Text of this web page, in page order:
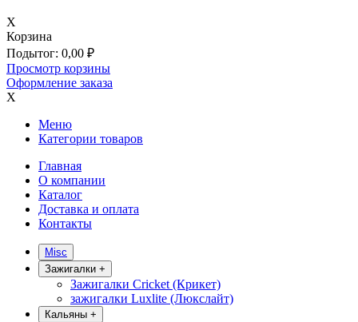
X
Корзина
Подытог: 0,00 ₽
Просмотр корзины
Оформление заказа
X
Меню
Категории товаров
Главная
О компании
Каталог
Доставка и оплата
Контакты
Misc
Зажигалки +
Зажигалки Cricket (Крикет)
зажигалки Luxlite (Люкслайт)
Кальяны +